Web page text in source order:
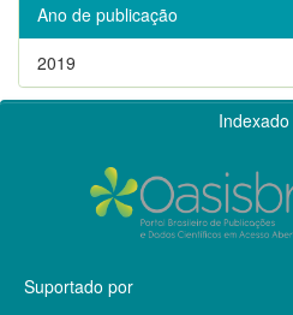
Ano de publicação
2019
Suportado por